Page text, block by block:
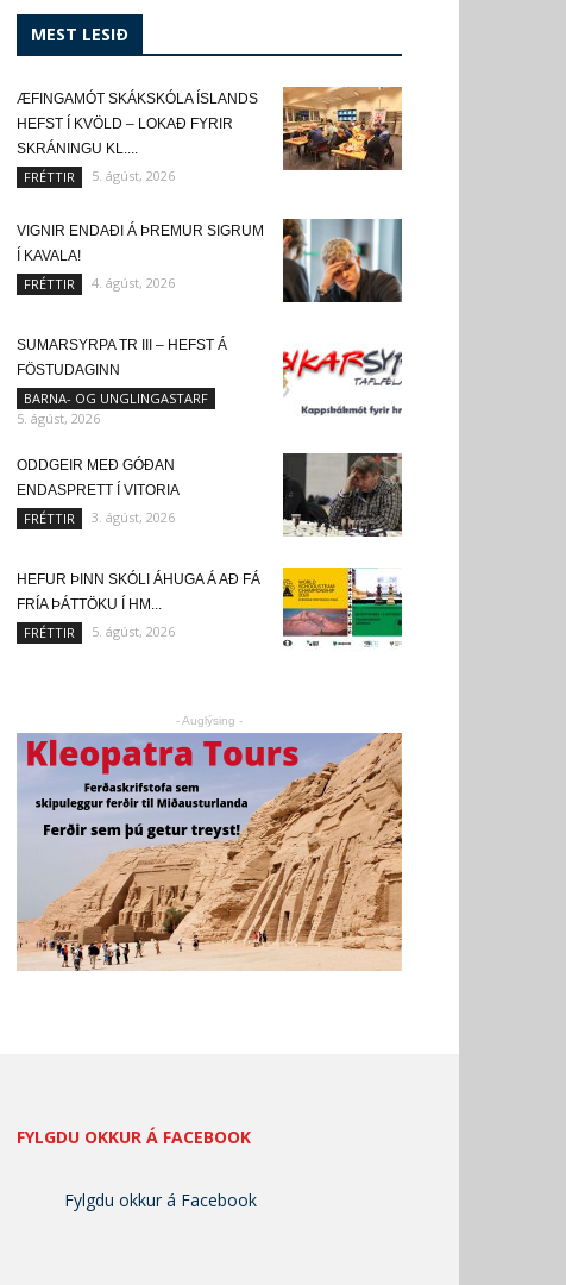
MEST LESIÐ
ÆFINGAMÓT SKÁKSKÓLA ÍSLANDS
HEFST Í KVÖLD – LOKAÐ FYRIR
SKRÁNINGU KL....
FRÉTTIR 5. ágúst, 2026
VIGNIR ENDAÐI Á ÞREMUR SIGRUM
Í KAVALA!
FRÉTTIR 4. ágúst, 2026
SUMARSYRPA TR III – HEFST Á
FÖSTUDAGINN
BARNA- OG UNGLINGASTARF
5. ágúst, 2026
ODDGEIR MEÐ GÓÐAN
ENDASPRETT Í VITORIA
FRÉTTIR 3. ágúst, 2026
HEFUR ÞINN SKÓLI ÁHUGA Á AÐ FÁ
FRÍA ÞÁTTÖKU Í HM...
FRÉTTIR 5. ágúst, 2026
- Auglýsing -
FYLGDU OKKUR Á FACEBOOK
Fylgdu okkur á Facebook